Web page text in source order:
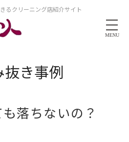
るクリーニング店紹介サイト
MENU
抜き事例
落ちないの？